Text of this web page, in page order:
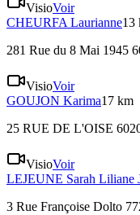
VisioVoir
CHEURFA Laurianne13
281 Rue du 8 Mai 1945
VisioVoir
GOUJON Karima17 km
25 RUE DE L'OISE
VisioVoir
LEJEUNE Sarah Liliane
3 Rue Françoise Dolto